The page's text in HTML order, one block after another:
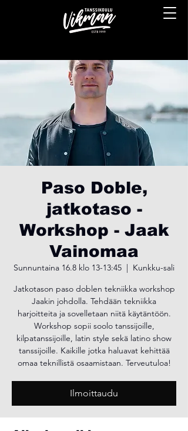
Paso Doble,
jatkotaso -
Workshop - Jaak
Vainomaa
Sunnuntaina 16.8 klo 13-13:45
  |
Kunkku-sali
Jatkotason paso doblen tekniikka workshop
Jaakin johdolla. Tehdään tekniikka
harjoitteita ja sovelletaan niitä käytäntöön.
Workshop sopii soolo tanssijoille,
kilpatanssijoille, latin style sekä latino show
tanssijoille. Kaikille jotka haluavat kehittää
omaa teknillistä osaamistaan. Terveutuloa!
Ilmoittaudu